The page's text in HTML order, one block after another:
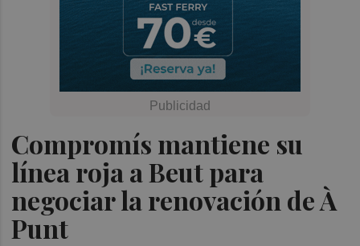
Compromís mantiene su
línea roja a Beut para
negociar la renovación de À
Punt